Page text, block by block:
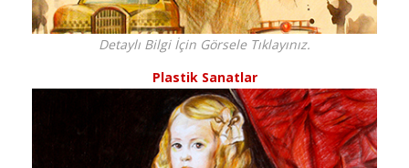
Detaylı Bilgi İçin Görsele Tıklayınız.
Plastik Sanatlar